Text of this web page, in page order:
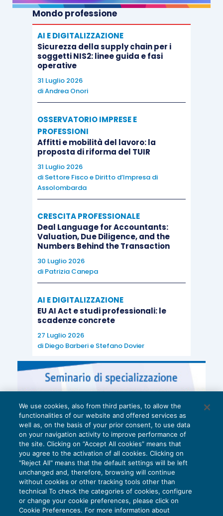
Mondo professione
AI E DIGITALIZZAZIONE
Sicurezza della supply chain per i
soggetti NIS2: linee guida e fasi
operative
31 Luglio 2026
diAndrea Onori
OSSERVATORIO IMPRESE E
PROFESSIONI
Affitti e mobilità del lavoro: la
proposta di riforma del TUIR
31 Luglio 2026
di Settore Fisco e Diritto d’Impresa di
Assolombarda
CRESCITA PROFESSIONALE
Deal Language for Accountants:
Valuation, Due Diligence, and the
Numbers Behind the Transaction
30 Luglio 2026
di Patrizia Canepa
AI E DIGITALIZZAZIONE
EU AI Act e studi professionali: le
scadenze concrete
27 Luglio 2026
di Diego Barberie Stefano Dovier
Privacy Policy
We use cookies, also from third parties, to allow the
functionalities of our website and offered services as
well as, on the basis of your prior consent, to use data
on your navigation activity to improve performance of
the site. Clicking on “Accept All cookies” means that
you agree to the activation of all cookies. Clicking on
"Reject All" means that the default settings will be left
unchanged and, therefore, browsing will continue
without cookies or other tracking tools other than
technical To check the categories of cookies, configure
or change your cookie preferences, please click on
Cookie Preferences. For more information about